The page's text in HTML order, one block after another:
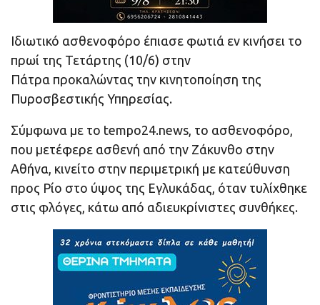
Ιδιωτικό ασθενοφόρο έπιασε φωτιά εν κινήσει το
πρωί της Τετάρτης (10/6) στην
Πάτρα προκαλώντας την κινητοποίηση της
Πυροσβεστικής Υπηρεσίας.
Σύμφωνα με το tempo24.news, το ασθενοφόρο,
που μετέφερε ασθενή από την Ζάκυνθο στην
Αθήνα, κινείτο στην περιμετρική με κατεύθυνση
προς Ρίο στο ύψος της Εγλυκάδας, όταν τυλίχθηκε
στις φλόγες, κάτω από αδιευκρίνιστες συνθήκες.